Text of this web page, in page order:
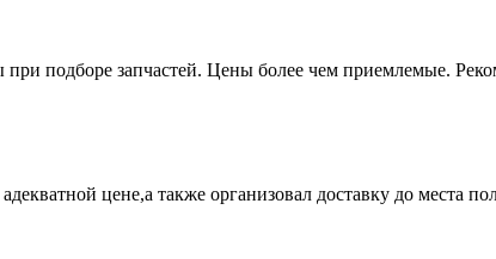
подборе запчастей. Цены более чем приемлемые.
цене,а также организовал доставку до места